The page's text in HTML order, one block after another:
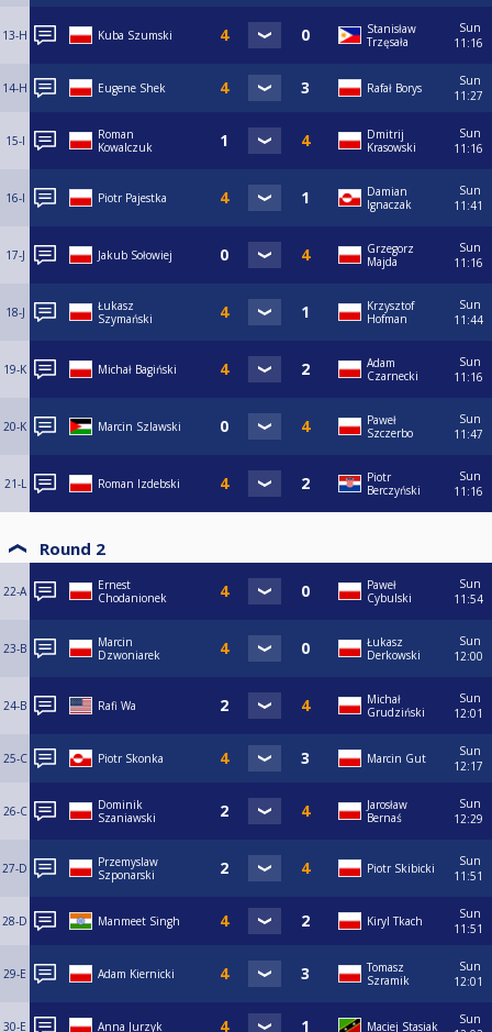
13-H Kuba Szumski
Stanisław
Trzęsała
Sun
11:16
14-H Eugene Shek Rafał Borys
Sun
11:27
15-I
Roman
Kowalczuk
Dmitrij
Krasowski
Sun
11:16
16-I Piotr Pajestka
Damian
Ignaczak
Sun
11:41
17-J Jakub Sołowiej
Grzegorz
Majda
Sun
11:16
18-J
Łukasz
Szymański
Krzysztof
Hofman
Sun
11:44
19-K Michał Bagiński
Adam
Czarnecki
Sun
11:16
20-K Marcin Szlawski
Paweł
Szczerbo
Sun
11:47
21-L Roman Izdebski
Piotr
Berczyński
Sun
11:16
Round 2
22-A
Ernest
Chodanionek
Paweł
Cybulski
Sun
11:54
23-B
Marcin
Dzwoniarek
Łukasz
Derkowski
Sun
12:00
24-B Rafi Wa
Michał
Grudziński
Sun
12:01
25-C Piotr Skonka Marcin Gut
Sun
12:17
26-C
Dominik
Szaniawski
Jarosław
Bernaś
Sun
12:29
27-D
Przemyslaw
Szponarski
Piotr Skibicki
Sun
11:51
28-D Manmeet Singh Kiryl Tkach
Sun
11:51
29-E Adam Kiernicki
Tomasz
Szramik
Sun
12:01
30-E Anna Jurzyk Maciej Stasiak
Sun